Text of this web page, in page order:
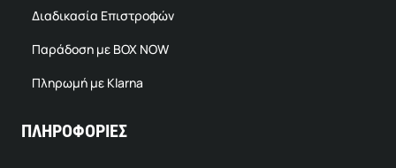
Διαδικασία Επιστροφών
Παράδοση με BOX NOW
Πληρωμή με Klarna
ΠΛΗΡΟΦΟΡΙΕΣ